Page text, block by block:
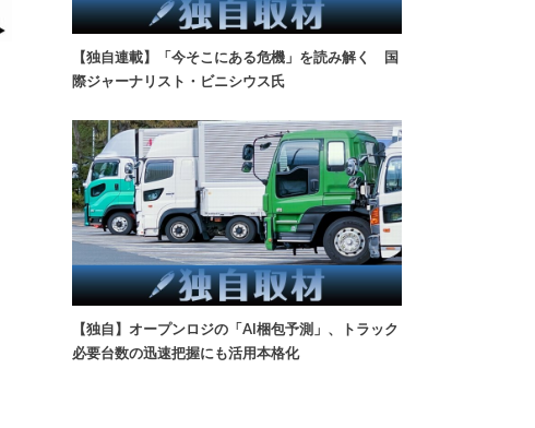
【独自連載】「今そこにある危機」を読み解く 国
際ジャーナリスト・ビニシウス氏
【独自】オープンロジの「AI梱包予測」、トラック
必要台数の迅速把握にも活用本格化